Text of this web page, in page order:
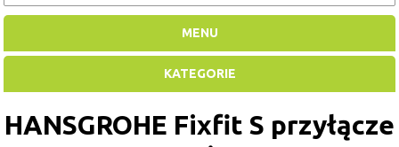
MENU
KATEGORIE
HANSGROHE Fixfit S przyłącze